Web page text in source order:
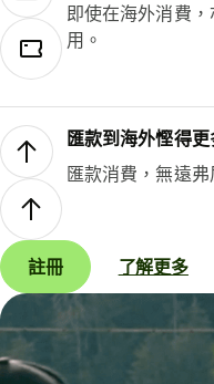
即使在海外消費
用。
匯款到海外慳得更
匯款消費，無遠弗
註冊 了解更多